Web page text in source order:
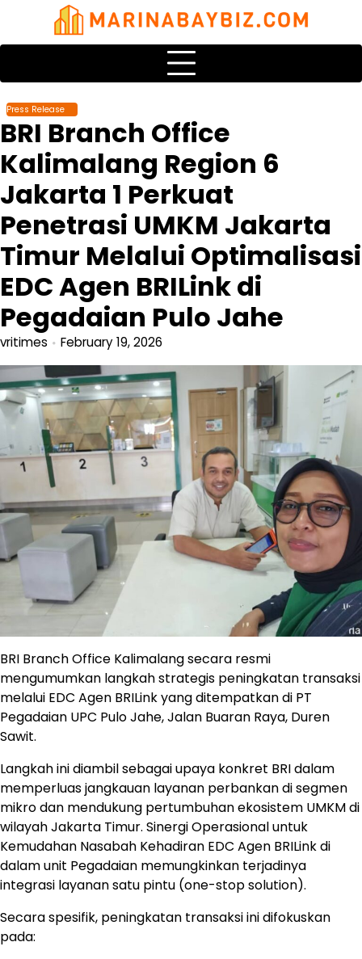
content
Press Release
BRI Branch Office
Kalimalang Region 6
Jakarta 1 Perkuat
Penetrasi UMKM Jakarta
Timur Melalui Optimalisasi
EDC Agen BRILink di
Pegadaian Pulo Jahe
vritimes February 19, 2026
BRI Branch Office Kalimalang secara resmi
mengumumkan langkah strategis peningkatan transaksi
melalui EDC Agen BRILink yang ditempatkan di PT
Pegadaian UPC Pulo Jahe, Jalan Buaran Raya, Duren
Sawit.
Langkah ini diambil sebagai upaya konkret BRI dalam
memperluas jangkauan layanan perbankan di segmen
mikro dan mendukung pertumbuhan ekosistem UMKM di
wilayah Jakarta Timur. Sinergi Operasional untuk
Kemudahan Nasabah Kehadiran EDC Agen BRILink di
dalam unit Pegadaian memungkinkan terjadinya
integrasi layanan satu pintu (one-stop solution).
Secara spesifik, peningkatan transaksi ini difokuskan
pada: